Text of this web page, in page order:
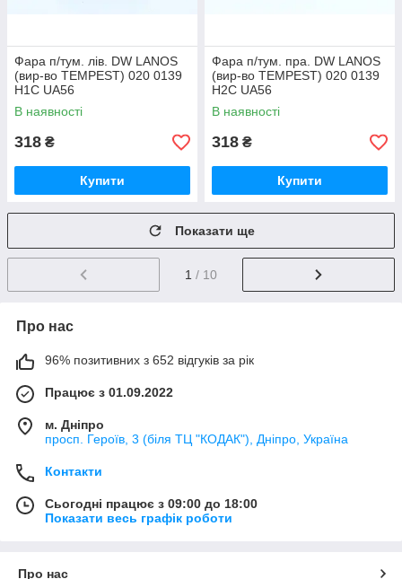
Фара п/тум. лів. DW LANOS
(вир-во TEMPEST) 020 0139
H1C UA56
В наявності
318 ₴
Купити
Фара п/тум. пра. DW LANOS
(вир-во TEMPEST) 020 0139
H2C UA56
В наявності
318 ₴
Купити
Показати ще
1 / 10
Про нас
96% позитивних з 652 відгуків за рік
Працює з 01.09.2022
м. Дніпро
просп. Героїв, 3 (біля ТЦ "КОДАК"), Дніпро, Україна
Контакти
Сьогодні працює з 09:00 до 18:00
Показати весь графік роботи
Про нас